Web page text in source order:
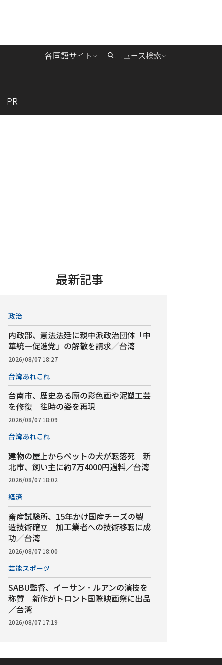
各国語サイト ニュース検索
PR
最新記事
政治
内政部、憲法法廷に親中派政治団体「中
華統一促進党」の解散を請求／台湾
2026/08/07 18:27
台湾あれこれ
台南市、歴史ある廟の彩色画や泥塑工芸
を修復 往時の姿を再現
2026/08/07 18:09
台湾あれこれ
建物の屋上からペットの犬が転落死 新
北市、飼い主に約7万4000円過料／台湾
2026/08/07 18:02
経済
畜産試験所、15年かけ国産チーズの製
造技術確立 加工業者への技術移転に成
功／台湾
2026/08/07 18:00
芸能スポーツ
SABU監督、イーサン・ルアンの演技を
称賛 新作がトロント国際映画祭に出品
／台湾
2026/08/07 17:19